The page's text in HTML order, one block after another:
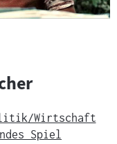
Wirtschaft
Spiel